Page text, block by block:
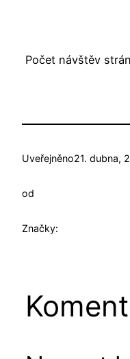
Počet návštěv
Uveřejněno21. dubna,
od
Značky: